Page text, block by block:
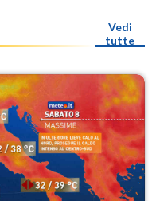
Vedi
tutte